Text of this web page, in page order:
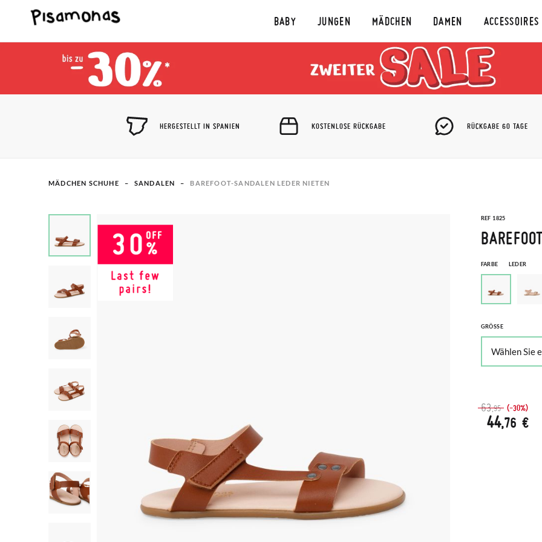
BABY JUNGEN MÄDCHEN DAMEN ACCESSOIRES
HERGESTELLT IN SPANIEN KOSTENLOSE RÜCKGABE RÜCKGABE 60 TAGE
MÄDCHEN SCHUHE SANDALEN BAREFOOT-SANDALEN LEDER NIETEN
REF 1825
FARBE LEDER
GRÖSSE
63,95 (-30%)
44,76 €